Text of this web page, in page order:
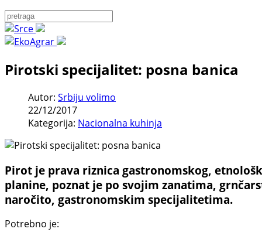
Pirotski specijalitet: posna banica
Autor: Srbiju volimo
22/12/2017
Kategorija: Nacionalna kuhinja
Pirot je prava riznica gastronomskog,
planine, poznat je po svojim zanatima,
naročito, gastronomskim specijalitetima.
Potrebno je: